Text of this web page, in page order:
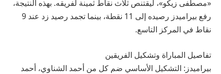
«مصطفى زيكو»، ليقتنص ثلاث نقاط ثمينة لفريقه. بهذه النتيجة،
رفع بيراميدز رصيده إلى 11 نقطة، بينما تجمد رصيد زد عند 9
نقاط في المركز التاسع.
تفاصيل المباراة وتشكيل الفريقين
بيراميدز: التشكيل الأساسي ضم كل من أحمد الشناوي، أحمد